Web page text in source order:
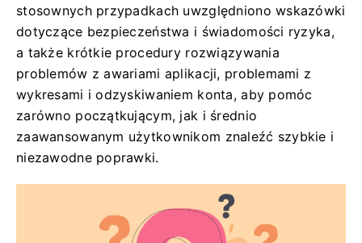
stosownych przypadkach uwzględniono wskazówki
dotyczące bezpieczeństwa i świadomości ryzyka,
a także krótkie procedury rozwiązywania
problemów z awariami aplikacji, problemami z
wykresami i odzyskiwaniem konta, aby pomóc
zarówno początkującym, jak i średnio
zaawansowanym użytkownikom znaleźć szybkie i
niezawodne poprawki.